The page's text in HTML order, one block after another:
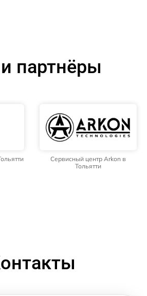
партнёры
Сервисный центр Arkon в
Тольятти